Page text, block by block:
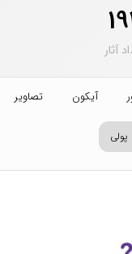
آثار
آیکون تصاویر
پولی